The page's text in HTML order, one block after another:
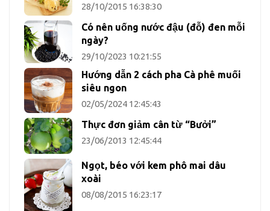
28/10/2015 16:38:30
Có nên uống nước đậu (đỗ) đen mỗi
ngày?
29/10/2023 10:21:55
Hướng dẫn 2 cách pha Cà phê muối
siêu ngon
02/05/2024 12:45:43
Thực đơn giảm cân từ “Bưởi”
23/06/2013 12:45:44
Ngọt, béo với kem phô mai dâu
xoài
08/08/2015 16:23:17